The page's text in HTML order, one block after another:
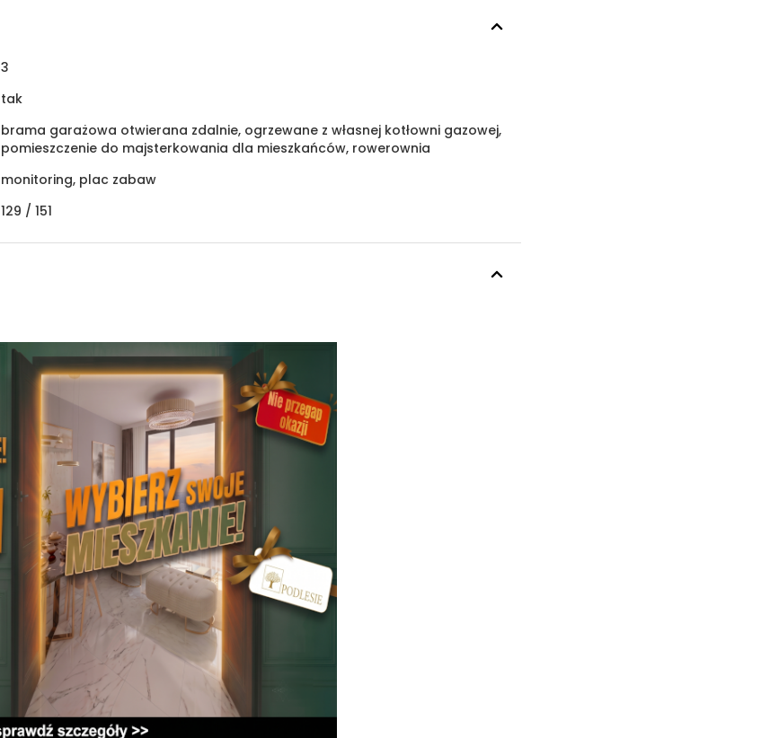
3
tak
brama garażowa otwierana zdalnie, ogrzewane z własnej kotłowni gazowej,
pomieszczenie do majsterkowania dla mieszkańców, rowerownia
monitoring, plac zabaw
129 / 151